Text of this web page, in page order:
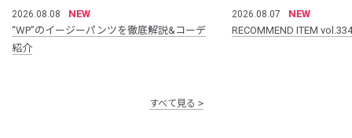
2026.08.08
NEW
“WP”のイージーパンツを徹底解説&コーデ
紹介
2026.08.07
NEW
RECOMMEND ITEM vol.334
すべて見る